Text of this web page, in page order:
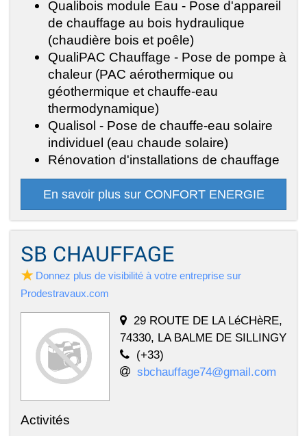
Qualibois module Eau - Pose d'appareil
de chauffage au bois hydraulique
(chaudière bois et poêle)
QualiPAC Chauffage - Pose de pompe à
chaleur (PAC aérothermique ou
géothermique et chauffe-eau
thermodynamique)
Qualisol - Pose de chauffe-eau solaire
individuel (eau chaude solaire)
Rénovation d'installations de chauffage
En savoir plus sur CONFORT ENERGIE
SB CHAUFFAGE
Donnez plus de visibilité à votre entreprise sur
Prodestravaux.com
29 ROUTE DE LA LéCHèRE,
74330, LA BALME DE SILLINGY
(+33)
sbchauffage74@gmail.com
Activités